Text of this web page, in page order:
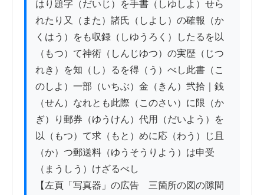
はり題字（だいじ）を手書（しゆしよ）せら
れたり又（また）諸氏（しよし）の確報（か
くはう）をも収録（しゆうろく）したるを以
（もつ）て神術（しんじゆつ）の実歴（じつ
れき）を知（し）るを得（う）べし此書（こ
のしよ）一部（いちぶ）金（きん）弐拾｜銭
（せん）なれとも此際（このさい）に限（か
ぎ）り郵券（ゆうけん）代用（だいよう）を
以（もつ）て求（もと）めに応（わう）じ且
（か）つ郵送料（ゆうそうりよう）は申受
（まうしう）けざるべし
【左頁「写真器」の広告　三箇所の図の隙間